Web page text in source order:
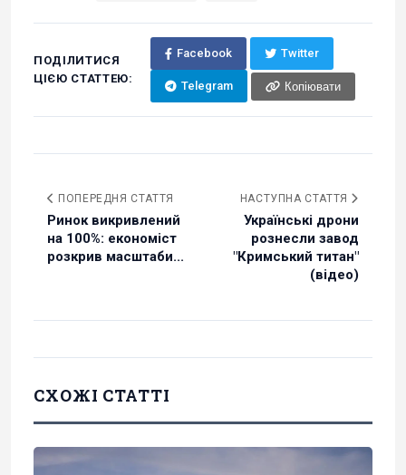
ПОДІЛИТИСЯ
ЦІЄЮ СТАТТЕЮ:
Facebook Twitter
Telegram Копіювати
ПОПЕРЕДНЯ СТАТТЯ
Ринок викривлений
на 100%: економіст
розкрив масштаби...
НАСТУПНА СТАТТЯ
Українські дрони
рознесли завод
"Кримський титан"
(відео)
СХОЖІ СТАТТІ